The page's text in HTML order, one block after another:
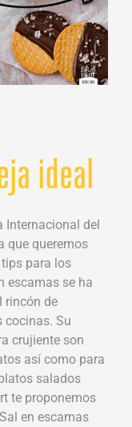
ideal
Internacional del
que queremos
para los
escamas se ha
rincón de
cocinas. Su
crujiente son
así como para
salados
te proponemos
en escamas